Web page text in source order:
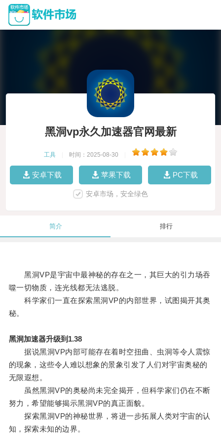
黑洞vp永久加速器官网最新
工具 时间：2025-08-30
安卓下载 苹果下载 PC下载
安卓市场，安全绿色
简介 排行
黑洞VP是宇宙中最神秘的存在之一，其巨大的引力场吞
噬一切物质，连光线都无法逃脱。
科学家们一直在探索黑洞VP的内部世界，试图揭开其奥
秘。
黑洞加速器升级到1.38
据说黑洞VP内部可能存在着时空扭曲、虫洞等令人震惊
的现象，这些令人难以想象的景象引发了人们对宇宙奥秘的
无限遐想。
虽然黑洞VP的奥秘尚未完全揭开，但科学家们仍在不断
努力，希望能够揭示黑洞VP的真正面貌。
探索黑洞VP的神秘世界，将进一步拓展人类对宇宙的认
知，探索未知的边界。